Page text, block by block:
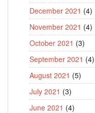
December 2021 (4)
November 2021 (4)
October 2021 (3)
September 2021 (4)
August 2021 (5)
July 2021 (3)
June 2021 (4)